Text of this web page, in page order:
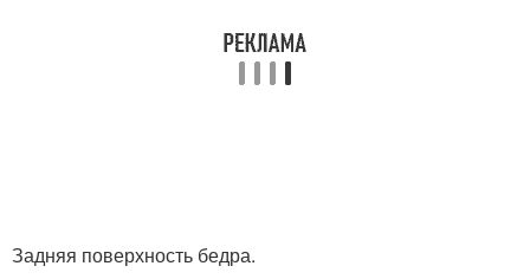
Задняя поверхность бедра.